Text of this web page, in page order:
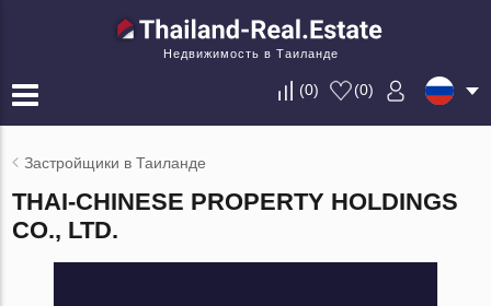
Недвижимость в Таиланде
(0) (0)
Застройщики в Таиланде
THAI-CHINESE PROPERTY HOLDINGS
CO., LTD.